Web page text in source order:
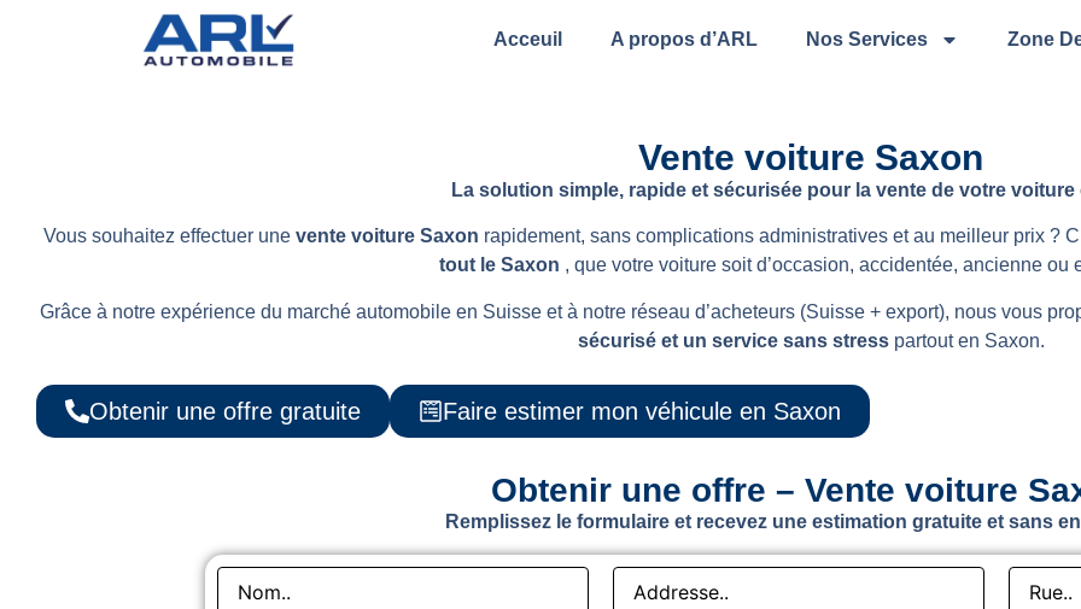
Acceuil A propos d’ARL Nos Services Zone
Vente voiture Saxon
La solution simple, rapide et sécurisée pour la vente de votre voiture
Vous souhaitez effectuer une vente voiture Saxon rapidement, sans complications administratives et au meilleur prix ?
tout le Saxon , que votre voiture soit d’occasion, accidentée, ancienne ou
Grâce à notre expérience du marché automobile en Suisse et à notre réseau d’acheteurs (Suisse + export), nous vous
sécurisé et un service sans stresspartout en Saxon.
Obtenir une offre gratuite Faire estimer mon véhicule en Saxon
Obtenir une offre – Vente voiture
Remplissez le formulaire et recevez une estimation gratuite et sans